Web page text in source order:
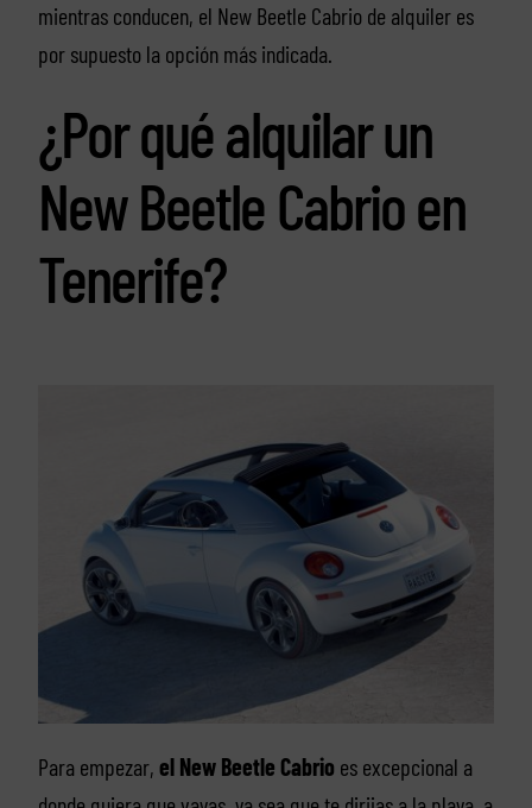
mientras conducen, el New Beetle Cabrio de alquiler es
por supuesto la opción más indicada.
¿Por qué alquilar un
New Beetle Cabrio en
Tenerife?
Para empezar, el New Beetle Cabrio es excepcional a